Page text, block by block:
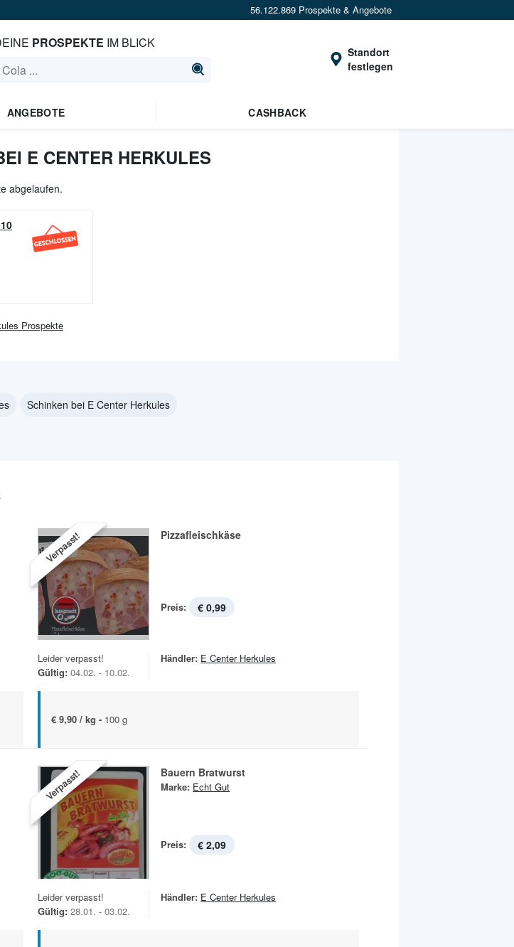
56.122.869 Prospekte & Angebote
PROSPEKTE IM BLICK
Standort
festlegen
ANGEBOTE CASHBACK
E CENTER HERKULES
abgelaufen.
Prospekte
Schinken bei E Center Herkules
Verpasst! Pizzafleischkäse
Preis: € 0,99
Leider verpasst!
Gültig: 04.02. - 10.02.
Händler: E Center Herkules
€ 9,90 / kg - 100 g
Verpasst! Bauern Bratwurst
Marke: Echt Gut
Preis: € 2,09
Leider verpasst!
Gültig: 28.01. - 03.02.
Händler: E Center Herkules